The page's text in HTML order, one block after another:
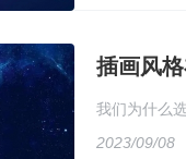
插画风
我们为什么
2023/09/08